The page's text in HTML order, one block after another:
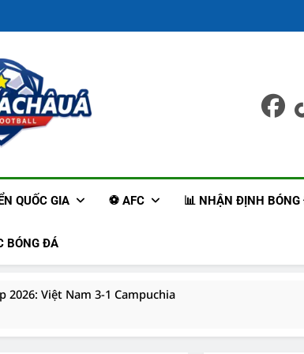
Tin Tức Bóng
Cập Nhật Liên
QUỐC GIA ⚽ AFC 📊 NHẬN ĐỊNH BÓNG
BÓNG ĐÁ
2026: Việt Nam 3-1 Campuchia
An Hà Nội, 16h30 ngày 11/08/2026